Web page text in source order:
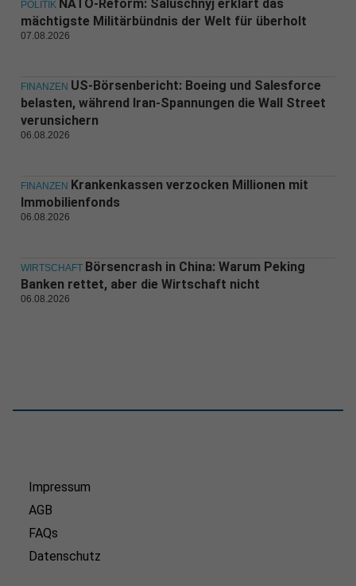
POLITIK NATO-Reform: Saluschnyj erklärt das
mächtigste Militärbündnis der Welt für überholt
07.08.2026
FINANZEN US-Börsenbericht: Boeing und Salesforce
belasten, während Iran-Spannungen die Wall Street
verunsichern
06.08.2026
FINANZEN Krankenkassen verzocken Millionen mit
Immobilienfonds
06.08.2026
WIRTSCHAFT Börsencrash in China: Warum Peking
Banken rettet, aber die Wirtschaft nicht
06.08.2026
Impressum
AGB
FAQs
Datenschutz